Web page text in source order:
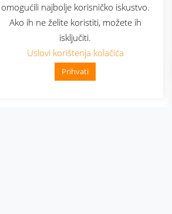
omogućili najbolje korisničko iskustvo.
Ako ih ne želite koristiti, možete ih
isključiti.
Uslovi korištenja kolačića
Prihvati
👋 Zdravo, kako mogu pomoći